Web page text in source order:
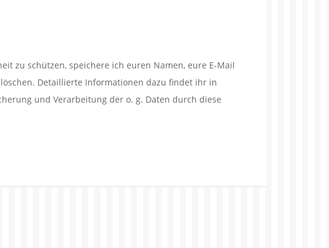
zu schützen, speichere ich euren Namen, eure E-Mail
Detaillierte Informationen dazu findet ihr in
und Verarbeitung der o. g. Daten durch diese